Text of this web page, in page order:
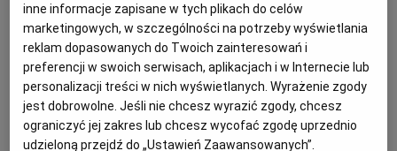
ZAMÓWIENIA PUBLICZNE 02.01.2020, 08:00
Marek Okniński
Z apytanie ofertowe to jeden z
elementów procedury przetargowej. O
szczegółach zapytania ofertowego
inne informacje zapisane w tych plikach do celów
marketingowych, w szczególności na potrzeby wyświetlania
reklam dopasowanych do Twoich zainteresowań i
preferencji w swoich serwisach, aplikacjach i w Internecie lub
personalizacji treści w nich wyświetlanych. Wyrażenie zgody
jest dobrowolne. Jeśli nie chcesz wyrazić zgody, chcesz
ograniczyć jej zakres lub chcesz wycofać zgodę uprzednio
udzieloną przejdź do „Ustawień Zaawansowanych”.